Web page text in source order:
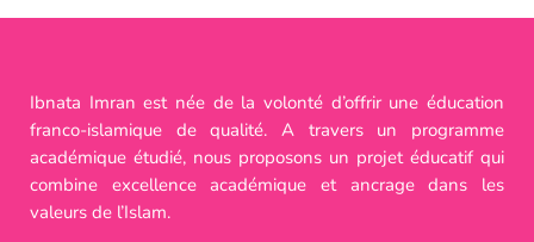
Ibnata Imran est née de la volonté d’offrir une éducation
franco-islamique de qualité. A travers un programme
académique étudié, nous proposons un projet éducatif qui
combine excellence académique et ancrage dans les
valeurs de l’Islam.